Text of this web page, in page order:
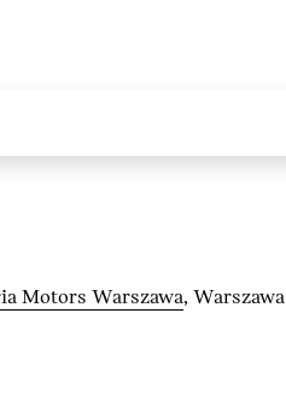
Motors Warszawa, Warszawa